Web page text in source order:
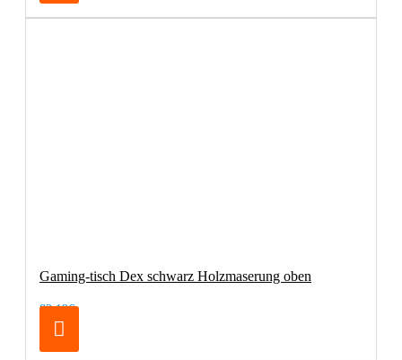
Gaming-tisch Dex schwarz Holzmaserung oben
83,19€